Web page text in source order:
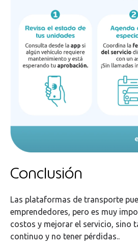
Conclusión
Las plataformas de transporte
emprendedores, pero es muy
costos y mejorar el servicio, sino
continuo y no tener pérdidas..